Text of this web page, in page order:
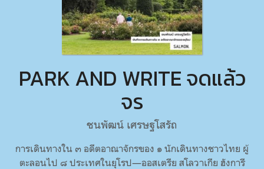
PARK AND WRITE จดแล้ว
จร
ชนพัฒน์ เศรษฐโสรัถ
การเดินทางใน ๓ อดีตอาณาจักรของ ๑ นักเดินทางชาวไทย ผู้
ตะลอนไป ๘ ประเทศในยุโรป—ออสเตรีย สโลวาเกีย ฮังการี